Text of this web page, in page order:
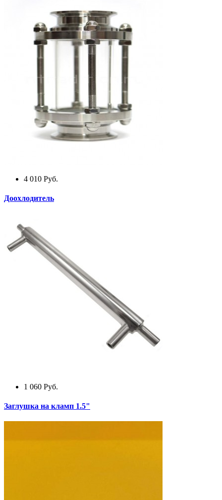
4 010 Руб.
Доохлодитель
1 060 Руб.
Заглушка на кламп 1.5"